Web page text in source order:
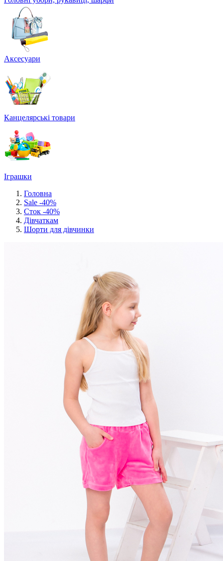
Аксесуари
Канцелярські товари
Іграшки
Головна
Sale -40%
Сток -40%
Дівчаткам
Шорти для дівчинки